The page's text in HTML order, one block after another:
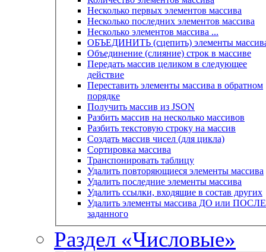
Несколько первых элементов массива
Несколько последних элементов массива
Несколько элементов массива ...
ОБЪЕДИНИТЬ (сцепить) элементы
Объединение (слияние) строк в массиве
Передать массив целиком в следующее
действие
Переставить элементы массива в обратном
порядке
Получить массив из JSON
Разбить массив на несколько массивов
Разбить текстовую строку на массив
Создать массив чисел (для цикла)
Сортировка массива
Транспонировать таблицу
Удалить повторяющиеся элементы массива
Удалить последние элементы массива
Удалить ссылки, входящие в состав других
Удалить элементы массива ДО или ПОСЛЕ
заданного
Раздел «Числовые»